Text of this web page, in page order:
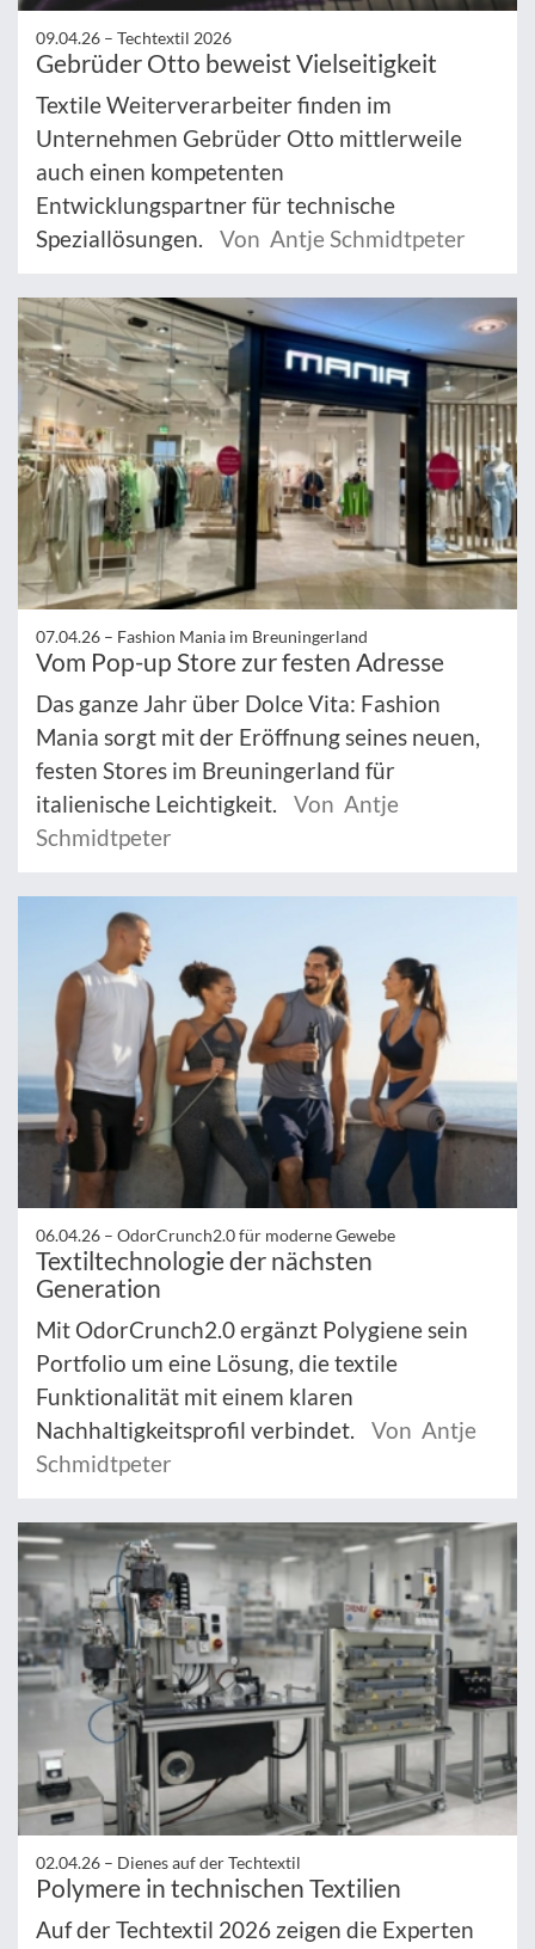
09.04.26 – Techtextil 2026
Gebrüder Otto beweist Vielseitigkeit
Textile Weiterverarbeiter finden im
Unternehmen Gebrüder Otto mittlerweile
auch einen kompetenten
Entwicklungspartner für technische
Speziallösungen.
Von Antje Schmidtpeter
07.04.26 – Fashion Mania im Breuningerland
Vom Pop-up Store zur festen Adresse
Das ganze Jahr über Dolce Vita: Fashion
Mania sorgt mit der Eröffnung seines neuen,
festen Stores im Breuningerland für
italienische Leichtigkeit.
Von Antje
Schmidtpeter
06.04.26 – OdorCrunch2.0 für moderne Gewebe
Textiltechnologie der nächsten
Generation
Mit OdorCrunch2.0 ergänzt Polygiene sein
Portfolio um eine Lösung, die textile
Funktionalität mit einem klaren
Nachhaltigkeitsprofil verbindet.
Von Antje
Schmidtpeter
02.04.26 – Dienes auf der Techtextil
Polymere in technischen Textilien
Auf der Techtextil 2026 zeigen die Experten